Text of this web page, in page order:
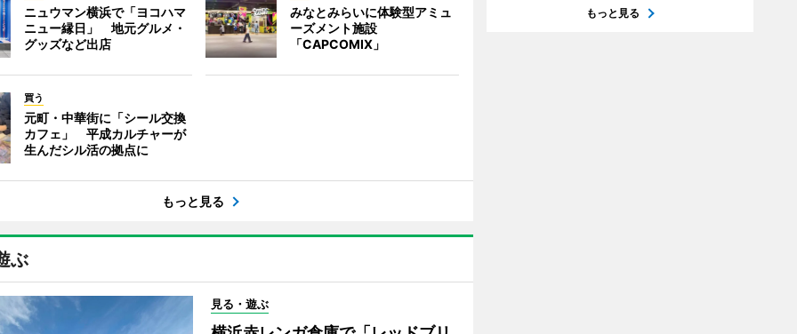
ニュウマン横浜で「ヨコハマ
ニュー縁日」 地元グルメ・
グッズなど出店
みなとみらいに体験型アミュ
ーズメント施設
「CAPCOMIX」
買う
元町・中華街に「シール交換
カフェ」 平成カルチャーが
生んだシル活の拠点に
もっと見る
ぶ
見る・遊ぶ
もっと見る